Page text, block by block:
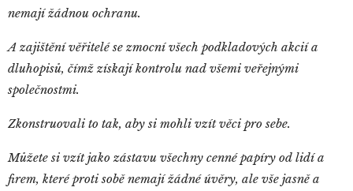
nemají žádnou ochranu.
A zajištění věřitelé se zmocní všech podkladových akcií a
dluhopisů, čímž získají kontrolu nad všemi veřejnými
společnostmi.
Zkonstruovali to tak, aby si mohli vzít věci pro sebe.
Můžete si vzít jako zástavu všechny cenné papíry od lidí a
firem, které proti sobě nemají žádné úvěry, ale vše jasně a